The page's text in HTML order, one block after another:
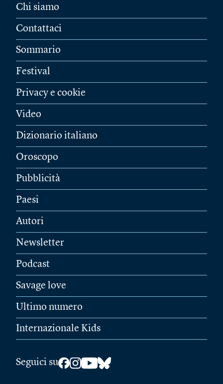
Chi siamo
Contattaci
Sommario
Festival
Privacy e cookie
Video
Dizionario italiano
Oroscopo
Pubblicità
Paesi
Autori
Newsletter
Podcast
Savage love
Ultimo numero
Internazionale Kids
Seguici su